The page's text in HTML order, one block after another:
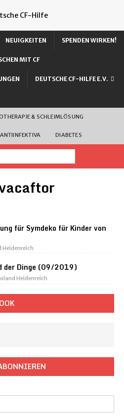
NEUIGKEITEN SPENDEN WIRKEN!
MIT CF
DEUTSCHE CF-HILFE E.V.
& SCHLEIMLÖSUNG
DIABETES
für Symdeko für Kinder von
der Dinge (09/2019)
Heidenreich